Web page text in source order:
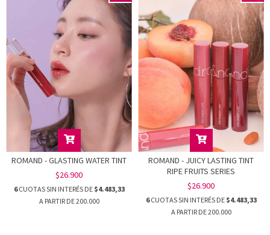
ROMAND - GLASTING WATER TINT
$26.900
6CUOTAS SIN INTERÉS DE $4.483,33
ROMAND - JUICY LASTING TINT
RIPE FRUITS SERIES
$26.900
6CUOTAS SIN INTERÉS DE $4.483,33